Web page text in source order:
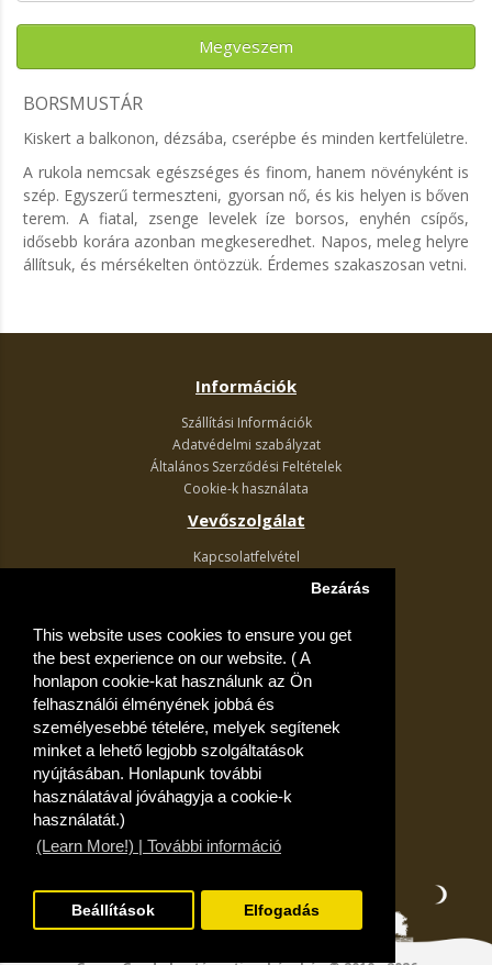
This website uses cookies to ensure you get
the best experience on our website. ( A
honlapon cookie-kat használunk az Ön
felhasználói élményének jobbá és
személyesebbé tételére, melyek segítenek
minket a lehető legjobb szolgáltatások
nyújtásában. Honlapunk további
használatával jóváhagyja a cookie-k
használatát.)
(Learn More!) | További információ
Bezárás
Beállítások Elfogadás
Megveszem
BORSMUSTÁR
Kiskert a balkonon, dézsába, cserépbe és minden kertfelületre.
A rukola nemcsak egészséges és finom, hanem növényként is
szép. Egyszerű termeszteni, gyorsan nő, és kis helyen is bőven
terem. A fiatal, zsenge levelek íze borsos, enyhén csípős,
idősebb korára azonban megkeseredhet. Napos, meleg helyre
állítsuk, és mérsékelten öntözzük. Érdemes szakaszosan vetni.
Információk
Szállítási Információk
Adatvédelmi szabályzat
Általános Szerződési Feltételek
Cookie-k használata
Vevőszolgálat
Kapcsolatfelvétel
Akciós ajánlatok
Fiók
Kívánságlista